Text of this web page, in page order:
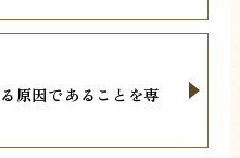
原因であることを専